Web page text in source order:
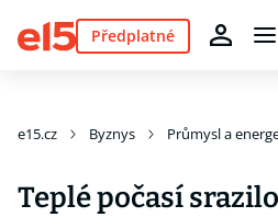
Předplatné
e15.cz Byznys Průmysl a
Teplé počasí